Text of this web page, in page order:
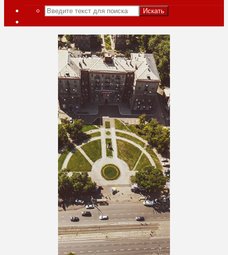
Искать